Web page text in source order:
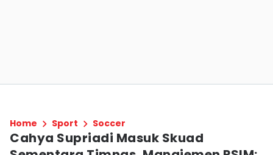
Home Sport Soccer
Cahya Supriadi Masuk Skuad